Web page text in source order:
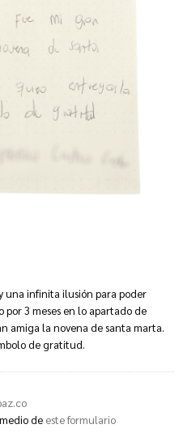
una infinita ilusión para poder
3 meses en lo apartado de
amiga la novena de santa marta.
de gratitud.
an infinite hope to be able to
for 3 months in the remote
de este formulario